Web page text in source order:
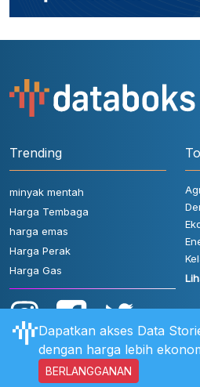
Trending
minyak mentah
Harga Tembaga
harga emas
Harga Perak
Harga Gas
Aturan Pengguna Hubungi Kami
Dapatkan akses Data
dengan harga lebih
BERLANGGANAN